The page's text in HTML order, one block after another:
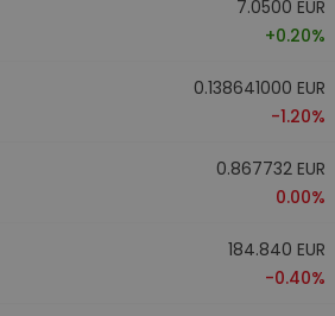
7.0500 EUR
+0.20%
0.138641000 EUR
-1.20%
0.867732 EUR
0.00%
184.840 EUR
-0.40%